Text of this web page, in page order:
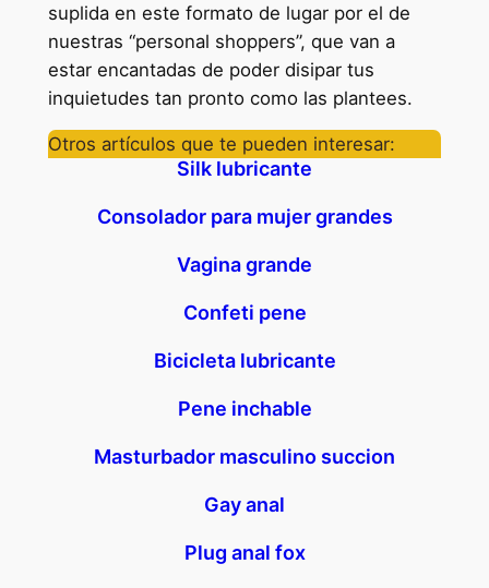
suplida en este formato de lugar por el de
nuestras “personal shoppers”, que van a
estar encantadas de poder disipar tus
inquietudes tan pronto como las plantees.
Otros artículos que te pueden interesar:
Silk lubricante
Consolador para mujer grandes
Vagina grande
Confeti pene
Bicicleta lubricante
Pene inchable
Masturbador masculino succion
Gay anal
Plug anal fox